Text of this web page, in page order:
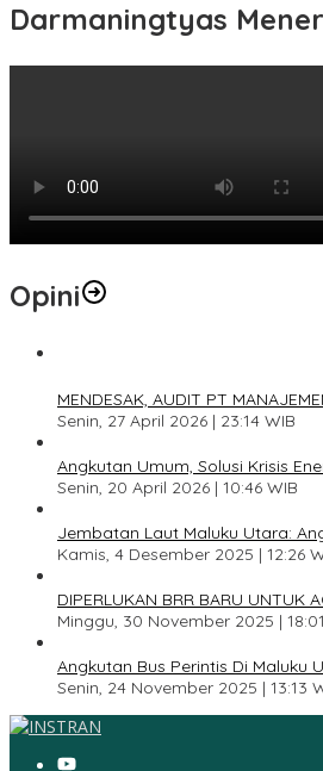
Darmaningtyas
Opini
MENDESAK, AUDIT PT
Senin, 27 April 2026 | 23:14 WIB
Angkutan Umum, Solusi Krisis
Senin, 20 April 2026 | 10:46 WIB
Jembatan Laut Maluku Utara:
Kamis, 4 Desember 2025 | 12:26
DIPERLUKAN BRR BARU UNTUK
Minggu, 30 November 2025 |
Angkutan Bus Perintis Di Maluku
Senin, 24 November 2025 | 13:13